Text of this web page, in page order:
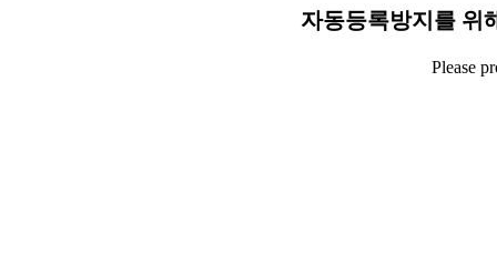
자동등록방지를 위
Please